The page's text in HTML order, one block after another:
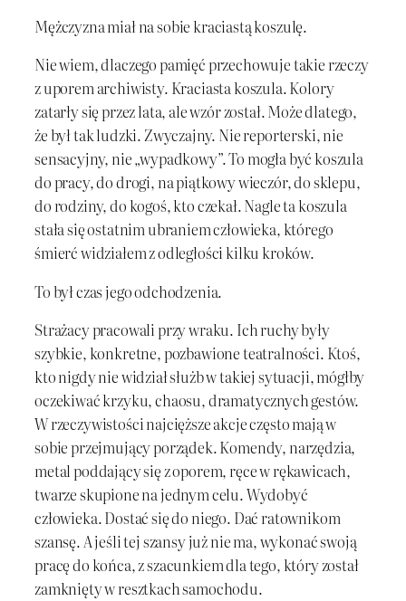
Mężczyzna miał na sobie kraciastą koszulę.
Nie wiem, dlaczego pamięć przechowuje takie rzeczy
z uporem archiwisty. Kraciasta koszula. Kolory
zatarły się przez lata, ale wzór został. Może dlatego,
że był tak ludzki. Zwyczajny. Nie reporterski, nie
sensacyjny, nie „wypadkowy”. To mogła być koszula
do pracy, do drogi, na piątkowy wieczór, do sklepu,
do rodziny, do kogoś, kto czekał. Nagle ta koszula
stała się ostatnim ubraniem człowieka, którego
śmierć widziałem z odległości kilku kroków.
To był czas jego odchodzenia.
Strażacy pracowali przy wraku. Ich ruchy były
szybkie, konkretne, pozbawione teatralności. Ktoś,
kto nigdy nie widział służb w takiej sytuacji, mógłby
oczekiwać krzyku, chaosu, dramatycznych gestów.
W rzeczywistości najcięższe akcje często mają w
sobie przejmujący porządek. Komendy, narzędzia,
metal poddający się z oporem, ręce w rękawicach,
twarze skupione na jednym celu. Wydobyć
człowieka. Dostać się do niego. Dać ratownikom
szansę. A jeśli tej szansy już nie ma, wykonać swoją
pracę do końca, z szacunkiem dla tego, który został
zamknięty w resztkach samochodu.